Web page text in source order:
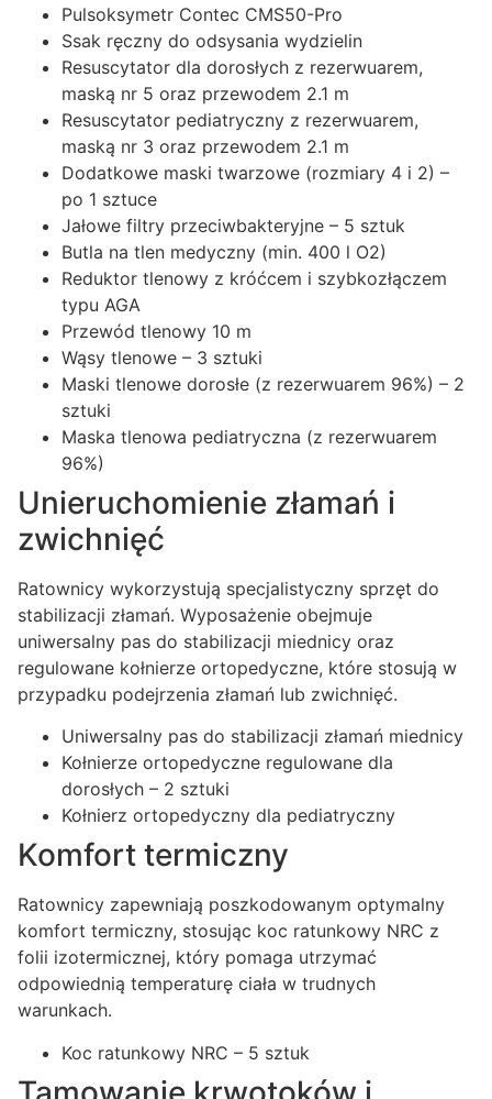
Pulsoksymetr Contec CMS50-Pro
Ssak ręczny do odsysania wydzielin
Resuscytator dla dorosłych z rezerwuarem,
maską nr 5 oraz przewodem 2.1 m
Resuscytator pediatryczny z rezerwuarem,
maską nr 3 oraz przewodem 2.1 m
Dodatkowe maski twarzowe (rozmiary 4 i 2) –
po 1 sztuce
Jałowe filtry przeciwbakteryjne – 5 sztuk
Butla na tlen medyczny (min. 400 l O2)
Reduktor tlenowy z króćcem i szybkozłączem
typu AGA
Przewód tlenowy 10 m
Wąsy tlenowe – 3 sztuki
Maski tlenowe dorosłe (z rezerwuarem 96%) – 2
sztuki
Maska tlenowa pediatryczna (z rezerwuarem
96%)
Unieruchomienie złamań i
zwichnięć
Ratownicy wykorzystują specjalistyczny sprzęt do
stabilizacji złamań. Wyposażenie obejmuje
uniwersalny pas do stabilizacji miednicy oraz
regulowane kołnierze ortopedyczne, które stosują w
przypadku podejrzenia złamań lub zwichnięć.
Uniwersalny pas do stabilizacji złamań miednicy
Kołnierze ortopedyczne regulowane dla
dorosłych – 2 sztuki
Kołnierz ortopedyczny dla pediatryczny
Komfort termiczny
Ratownicy zapewniają poszkodowanym optymalny
komfort termiczny, stosując koc ratunkowy NRC z
folii izotermicznej, który pomaga utrzymać
odpowiednią temperaturę ciała w trudnych
warunkach.
Koc ratunkowy NRC – 5 sztuk